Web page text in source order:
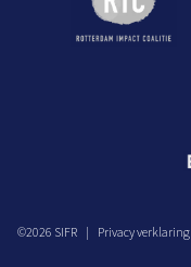
©2026 SIFR Privacy verklaring